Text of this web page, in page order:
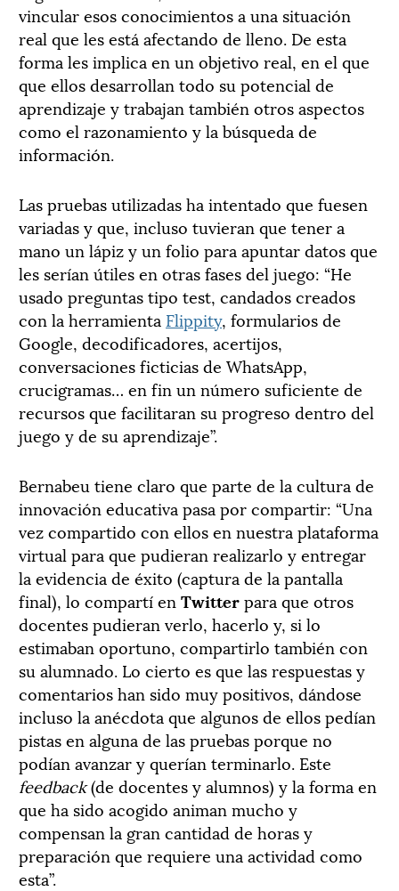
vincular esos conocimientos a una situación
real que les está afectando de lleno. De esta
forma les implica en un objetivo real, en el que
que ellos desarrollan todo su potencial de
aprendizaje y trabajan también otros aspectos
como el razonamiento y la búsqueda de
información.
Las pruebas utilizadas ha intentado que fuesen
variadas y que, incluso tuvieran que tener a
mano un lápiz y un folio para apuntar datos que
les serían útiles en otras fases del juego: “He
usado preguntas tipo test, candados creados
con la herramienta Flippity, formularios de
Google, decodificadores, acertijos,
conversaciones ficticias de WhatsApp,
crucigramas… en fin un número suficiente de
recursos que facilitaran su progreso dentro del
juego y de su aprendizaje”.
Bernabeu tiene claro que parte de la cultura de
innovación educativa pasa por compartir: “Una
vez compartido con ellos en nuestra plataforma
virtual para que pudieran realizarlo y entregar
la evidencia de éxito (captura de la pantalla
final), lo compartí en Twitterpara que otros
docentes pudieran verlo, hacerlo y, si lo
estimaban oportuno, compartirlo también con
su alumnado. Lo cierto es que las respuestas y
comentarios han sido muy positivos, dándose
incluso la anécdota que algunos de ellos pedían
pistas en alguna de las pruebas porque no
podían avanzar y querían terminarlo. Este
feedback(de docentes y alumnos) y la forma en
que ha sido acogido animan mucho y
compensan la gran cantidad de horas y
preparación que requiere una actividad como
esta”.